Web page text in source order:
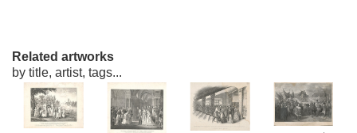
Related artworks
by title, artist, tags...